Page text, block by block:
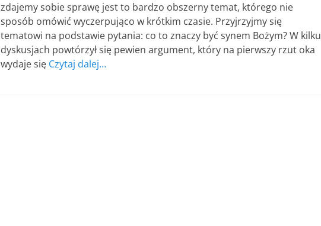
zdajemy sobie sprawę jest to bardzo obszerny temat, którego nie
sposób omówić wyczerpująco w krótkim czasie. Przyjrzyjmy się
tematowi na podstawie pytania: co to znaczy być synem Bożym? W kilku
dyskusjach powtórzył się pewien argument, który na pierwszy rzut oka
wydaje się Czytaj dalej…